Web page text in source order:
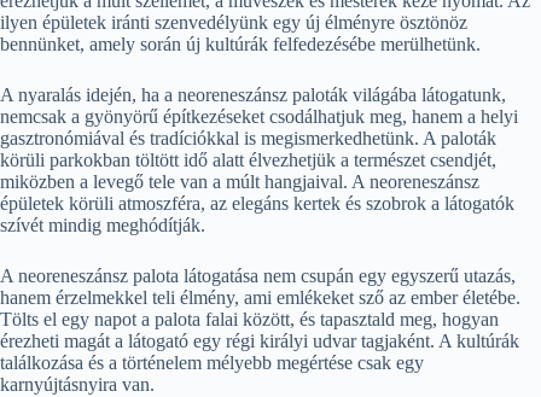
ilyen épületek iránti szenvedélyünk egy új élményre ösztönöz
bennünket, amely során új kultúrák felfedezésébe merülhetünk.
A nyaralás idején, ha a neoreneszánsz paloták világába látogatunk,
nemcsak a gyönyörű építkezéseket csodálhatjuk meg, hanem a helyi
gasztronómiával és tradíciókkal is megismerkedhetünk. A paloták
körüli parkokban töltött idő alatt élvezhetjük a természet csendjét,
miközben a levegő tele van a múlt hangjaival. A neoreneszánsz
épületek körüli atmoszféra, az elegáns kertek és szobrok a látogatók
szívét mindig meghódítják.
A neoreneszánsz palota látogatása nem csupán egy egyszerű utazás,
hanem érzelmekkel teli élmény, ami emlékeket sző az ember életébe.
Tölts el egy napot a palota falai között, és tapasztald meg, hogyan
érezheti magát a látogató egy régi királyi udvar tagjaként. A kultúrák
találkozása és a történelem mélyebb megértése csak egy
karnyújtásnyira van.